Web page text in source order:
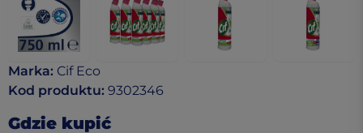
Marka: Cif Eco
Kod produktu: 9302346
Gdzie kupić